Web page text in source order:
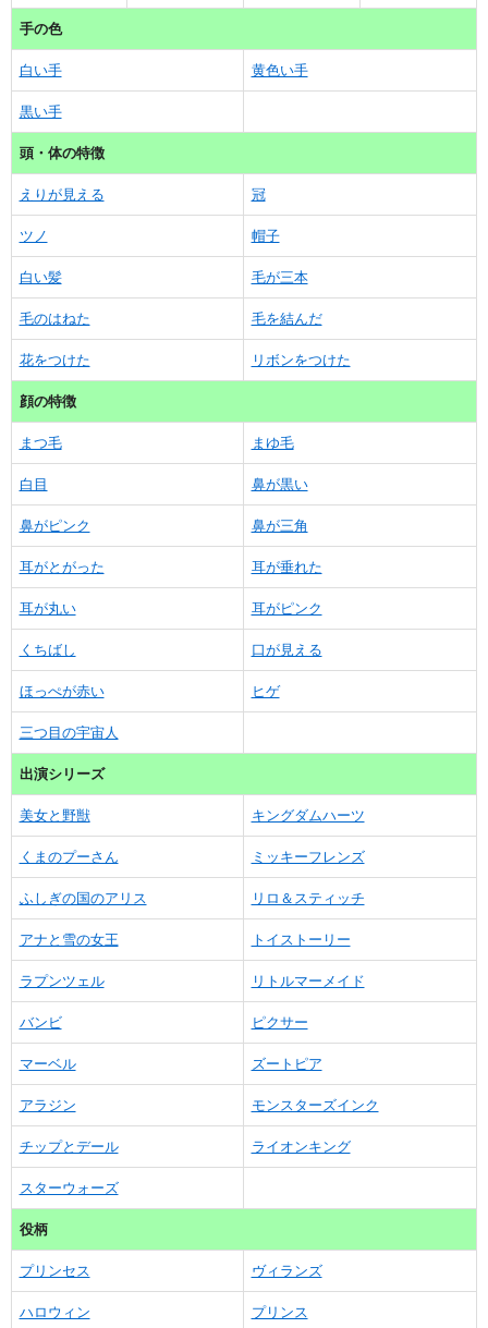
手の色
白い手 黄色い手
黒い手
頭・体の特徴
えりが見える 冠
ツノ 帽子
白い髪 毛が三本
毛のはねた 毛を結んだ
花をつけた リボンをつけた
顔の特徴
まつ毛 まゆ毛
白目 鼻が黒い
鼻がピンク 鼻が三角
耳がとがった 耳が垂れた
耳が丸い 耳がピンク
くちばし 口が見える
ほっぺが赤い ヒゲ
三つ目の宇宙人
出演シリーズ
美女と野獣 キングダムハーツ
くまのプーさん ミッキーフレンズ
ふしぎの国のアリス リロ＆スティッチ
アナと雪の女王 トイストーリー
ラプンツェル リトルマーメイド
バンビ ピクサー
マーベル ズートピア
アラジン モンスターズインク
チップとデール ライオンキング
スターウォーズ
役柄
プリンセス ヴィランズ
ハロウィン プリンス